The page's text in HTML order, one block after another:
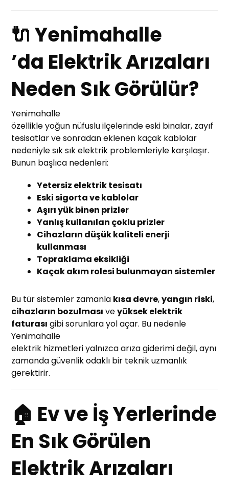
🔌 Yenimahalle
’da Elektrik Arızaları
Neden Sık Görülür?
Yenimahalle
özellikle yoğun nüfuslu ilçelerinde eski binalar, zayıf
tesisatlar ve sonradan eklenen kaçak kablolar
nedeniyle sık sık elektrik problemleriyle karşılaşır.
Bunun başlıca nedenleri:
Yetersiz elektrik tesisatı
Eski sigorta ve kablolar
Aşırı yük binen prizler
Yanlış kullanılan çoklu prizler
Cihazların düşük kaliteli enerji
kullanması
Topraklama eksikliği
Kaçak akım rolesi bulunmayan sistemler
Bu tür sistemler zamanla kısa devre,yangın riski,
cihazların bozulması veyüksek elektrik
faturası gibi sorunlara yol açar. Bu nedenle
Yenimahalle
elektrik hizmetleri yalnızca arıza giderimi değil, aynı
zamanda güvenlik odaklı bir teknik uzmanlık
gerektirir.
🏠 Ev ve İş Yerlerinde
En Sık Görülen
Elektrik Arızaları